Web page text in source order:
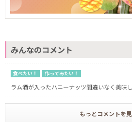
みんなのコメント
食べたい！ 作ってみたい！
ラム酒が入ったハニーナッツ間違いなく美味し
もっとコメントを